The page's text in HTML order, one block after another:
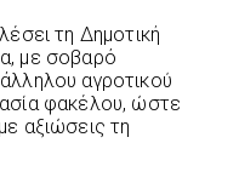
τη Δημοτική
με σοβαρό
αγροτικού
φακέλου, ώστε
αξιώσεις τη